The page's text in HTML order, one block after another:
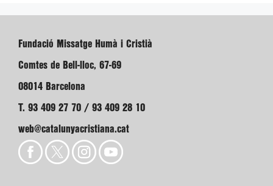
Fundació Missatge Humà i Cristià
Comtes de Bell-lloc, 67-69
08014 Barcelona
T. 93 409 27 70 / 93 409 28 10
web@catalunyacristiana.cat